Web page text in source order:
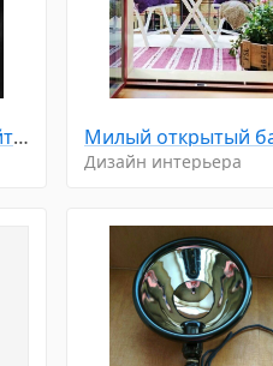
Уже лето! Не забывайте загорать...
Дизайн интерьера